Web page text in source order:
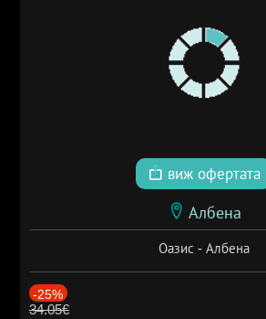
виж офертата
Албена
Оазис - Албена
-25%
34.05€